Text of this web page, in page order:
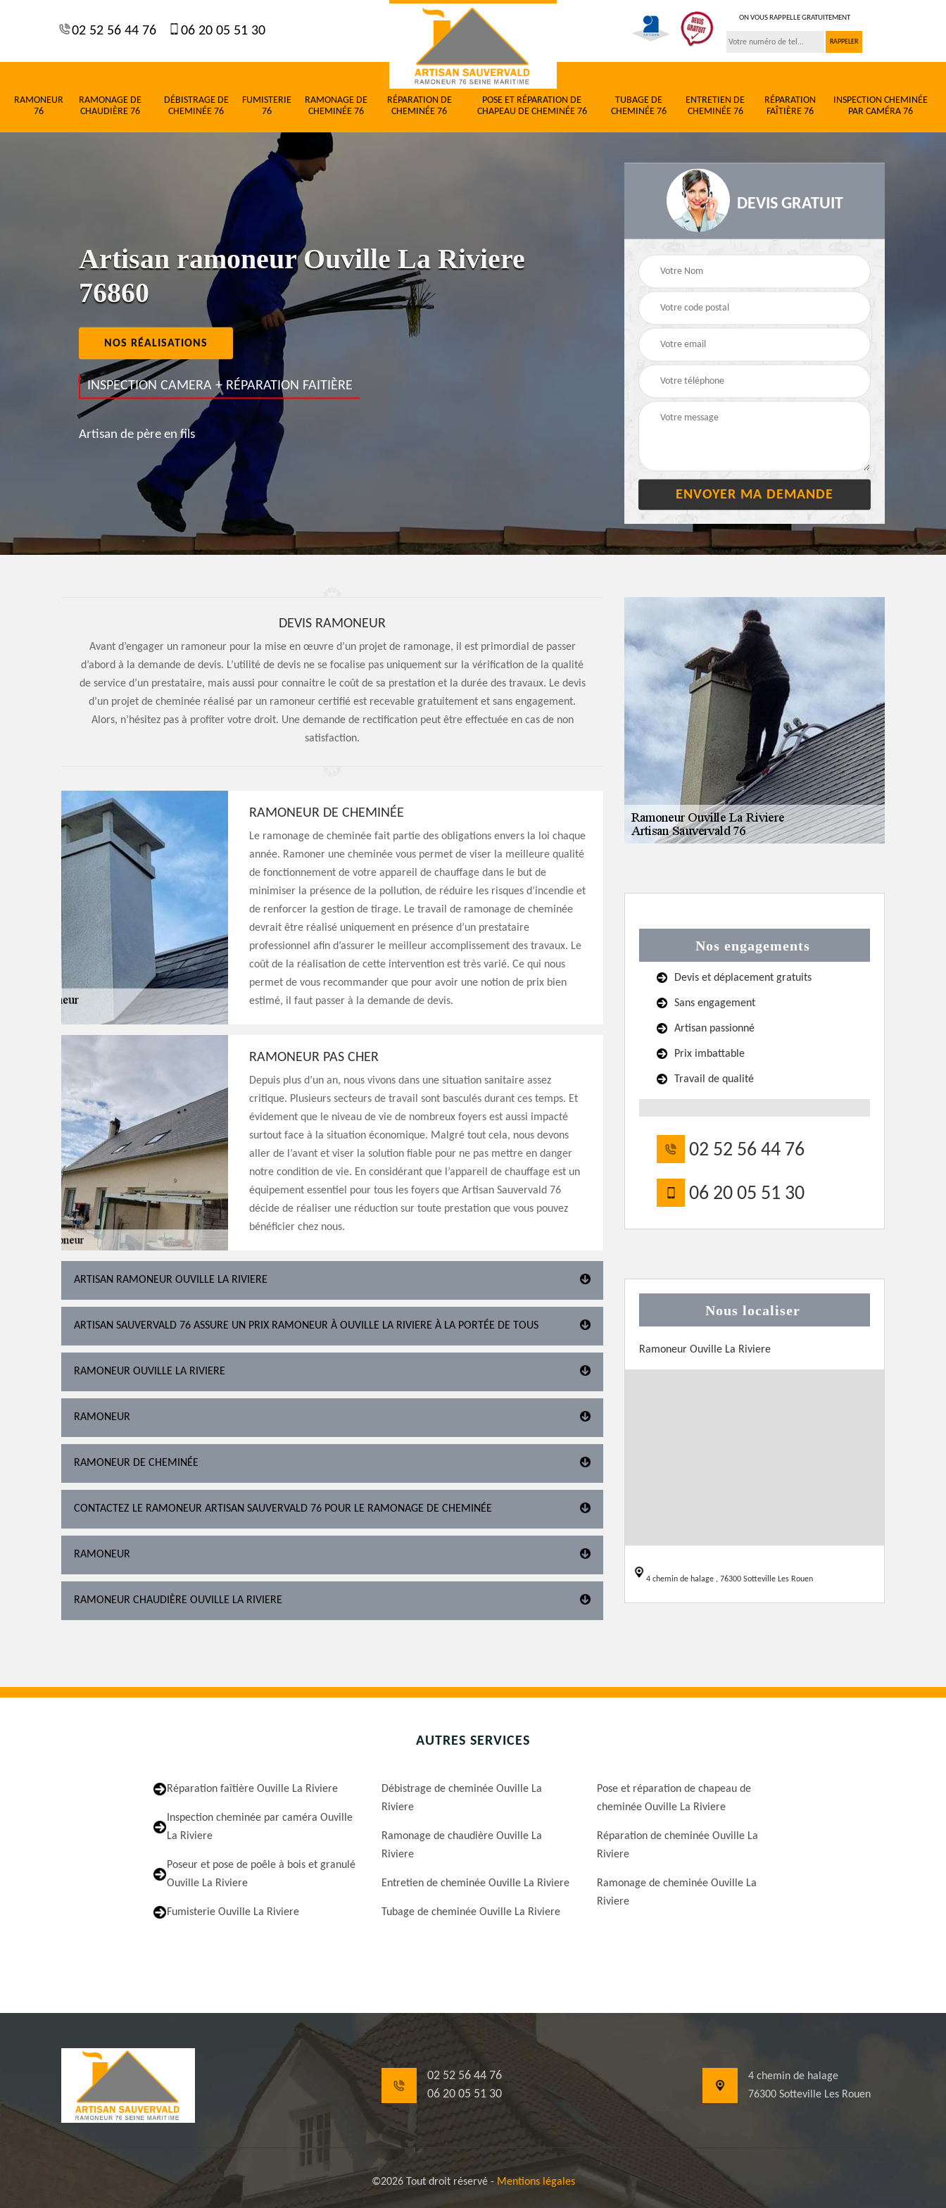
02 52 56 44 76 06 20 05 51 30
ON VOUS RAPPELLE GRATUITEMENT
RAMONEUR
76
RAMONAGE DE
CHAUDIÈRE 76
DÉBISTRAGE DE
CHEMINÉE 76
FUMISTERIE
76
RAMONAGE DE
CHEMINÉE 76
RÉPARATION DE
CHEMINÉE 76
POSE ET RÉPARATION DE
CHAPEAU DE CHEMINÉE 76
TUBAGE DE
CHEMINÉE 76
ENTRETIEN DE
CHEMINÉE 76
RÉPARATION
FAÎTIÈRE 76
INSPECTION CHEMINÉE
PAR CAMÉRA 76
Artisan ramoneur Ouville La Riviere
76860
NOS RÉALISATIONS
INSPECTION CAMERA + RÉPARATION FAITIÈRE
Artisan de père en fils
DEVIS GRATUIT
DEVIS RAMONEUR
Avant d’engager un ramoneur pour la mise en œuvre d’un projet de ramonage, il est primordial de passer
d’abord à la demande de devis. L’utilité de devis ne se focalise pas uniquement sur la vérification de la qualité
de service d’un prestataire, mais aussi pour connaitre le coût de sa prestation et la durée des travaux. Le devis
d’un projet de cheminée réalisé par un ramoneur certifié est recevable gratuitement et sans engagement.
Alors, n’hésitez pas à profiter votre droit. Une demande de rectification peut être effectuée en cas de non
satisfaction.
RAMONEUR DE CHEMINÉE
Le ramonage de cheminée fait partie des obligations envers la loi chaque
année. Ramoner une cheminée vous permet de viser la meilleure qualité
de fonctionnement de votre appareil de chauffage dans le but de
minimiser la présence de la pollution, de réduire les risques d’incendie et
de renforcer la gestion de tirage. Le travail de ramonage de cheminée
devrait être réalisé uniquement en présence d’un prestataire
professionnel afin d’assurer le meilleur accomplissement des travaux. Le
coût de la réalisation de cette intervention est très varié. Ce qui nous
permet de vous recommander que pour avoir une notion de prix bien
estimé, il faut passer à la demande de devis.
RAMONEUR PAS CHER
Depuis plus d’un an, nous vivons dans une situation sanitaire assez
critique. Plusieurs secteurs de travail sont basculés durant ces temps. Et
évidement que le niveau de vie de nombreux foyers est aussi impacté
surtout face à la situation économique. Malgré tout cela, nous devons
aller de l’avant et viser la solution fiable pour ne pas mettre en danger
notre condition de vie. En considérant que l’appareil de chauffage est un
équipement essentiel pour tous les foyers que Artisan Sauvervald 76
décide de réaliser une réduction sur toute prestation que vous pouvez
bénéficier chez nous.
ARTISAN RAMONEUR OUVILLE LA RIVIERE
ARTISAN SAUVERVALD 76 ASSURE UN PRIX RAMONEUR À OUVILLE LA RIVIERE À LA PORTÉE DE TOUS
RAMONEUR OUVILLE LA RIVIERE
RAMONEUR
RAMONEUR DE CHEMINÉE
CONTACTEZ LE RAMONEUR ARTISAN SAUVERVALD 76 POUR LE RAMONAGE DE CHEMINÉE
RAMONEUR
RAMONEUR CHAUDIÈRE OUVILLE LA RIVIERE
Nos engagements
Devis et déplacement gratuits
Sans engagement
Artisan passionné
Prix imbattable
Travail de qualité
02 52 56 44 76
06 20 05 51 30
Nous localiser
Ramoneur Ouville La Riviere
4 chemin de halage , 76300 Sotteville Les Rouen
AUTRES SERVICES
Réparation faîtière Ouville La Riviere
Inspection cheminée par caméra Ouville
La Riviere
Poseur et pose de poêle à bois et granulé
Ouville La Riviere
Fumisterie Ouville La Riviere
Débistrage de cheminée Ouville La
Riviere
Ramonage de chaudière Ouville La
Riviere
Entretien de cheminée Ouville La Riviere
Tubage de cheminée Ouville La Riviere
Pose et réparation de chapeau de
cheminée Ouville La Riviere
Réparation de cheminée Ouville La
Riviere
Ramonage de cheminée Ouville La
Riviere
02 52 56 44 76
06 20 05 51 30
4 chemin de halage
76300 Sotteville Les Rouen
©2026 Tout droit réservé - Mentions légales